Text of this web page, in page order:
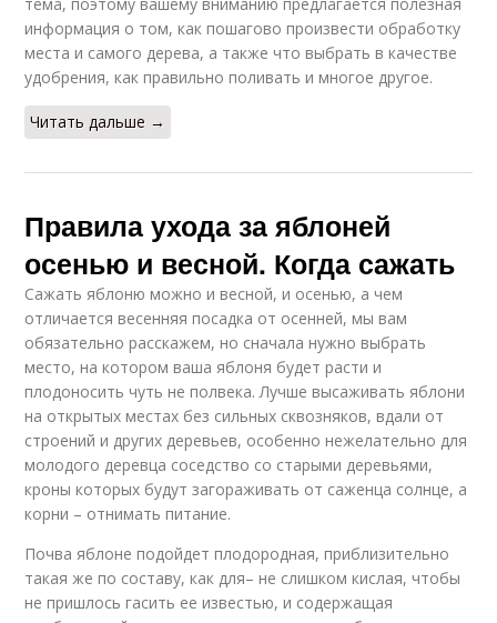
информация о том, как пошагово произвести обработку
места и самого дерева, а также что выбрать в качестве
удобрения, как правильно поливать и многое другое.
Читать дальше →
Правила ухода за яблоней
осенью и весной. Когда сажать
Сажать яблоню можно и весной, и осенью, а чем
отличается весенняя посадка от осенней, мы вам
обязательно расскажем, но сначала нужно выбрать
место, на котором ваша яблоня будет расти и
плодоносить чуть не полвека. Лучше высаживать яблони
на открытых местах без сильных сквозняков, вдали от
строений и других деревьев, особенно нежелательно для
молодого деревца соседство со старыми деревьями,
кроны которых будут загораживать от саженца солнце, а
корни – отнимать питание.
Почва яблоне подойдет плодородная, приблизительно
такая же по составу, как для– не слишком кислая, чтобы
не пришлось гасить ее известью, и содержащая